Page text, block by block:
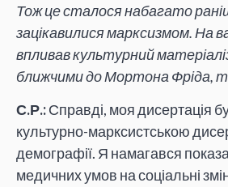
Тож це сталося набагато
зацікавилися марксизмом. На
впливав культурний
ближчими до Мортона Фріда,
С.Р.:Справді, моя дисертація
культурно-марксистською
демографії. Я намагався
медичних умов на соціальні